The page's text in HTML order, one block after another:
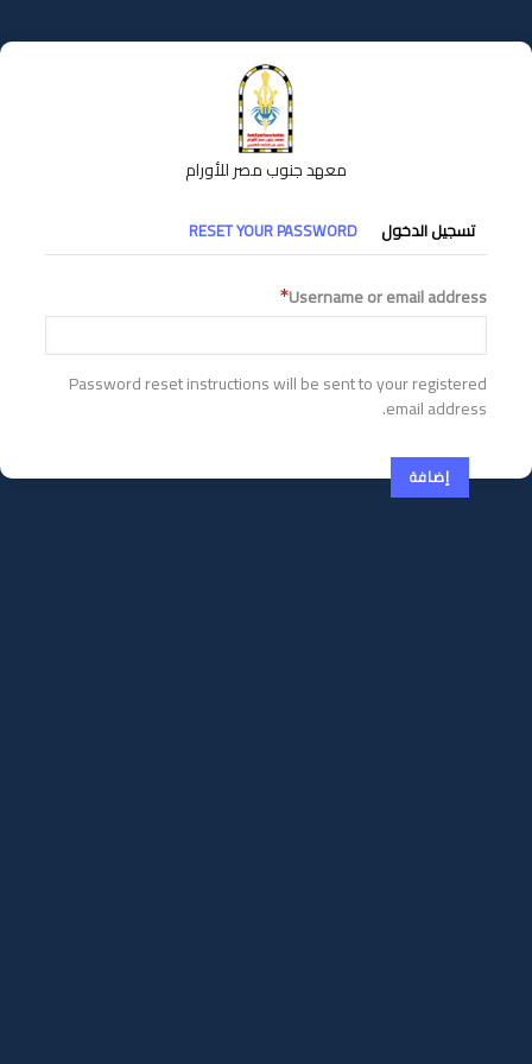
إلى
المحتوى
معهد جنوب مصر للأورام
التبويبات
الأساسية
تسجيل الدخول RESET YOUR PASSWORD
Username or email address
Password reset instructions will be sent to your registered
email address.